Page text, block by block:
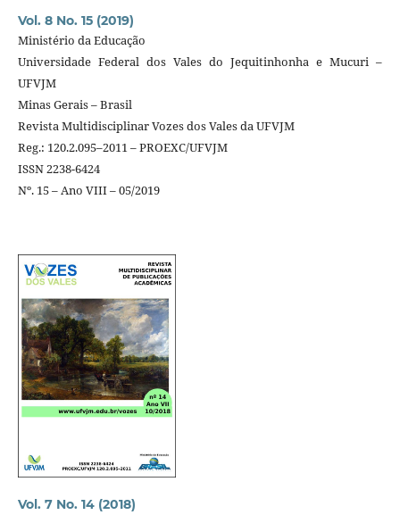
Vol. 8 No. 15 (2019)
Ministério da Educação
Universidade Federal dos Vales do Jequitinhonha e Mucuri –
UFVJM
Minas Gerais – Brasil
Revista Multidisciplinar Vozes dos Vales da UFVJM
Reg.: 120.2.095–2011 – PROEXC/UFVJM
ISSN 2238-6424
Nº. 15 – Ano VIII – 05/2019
Vol. 7 No. 14 (2018)